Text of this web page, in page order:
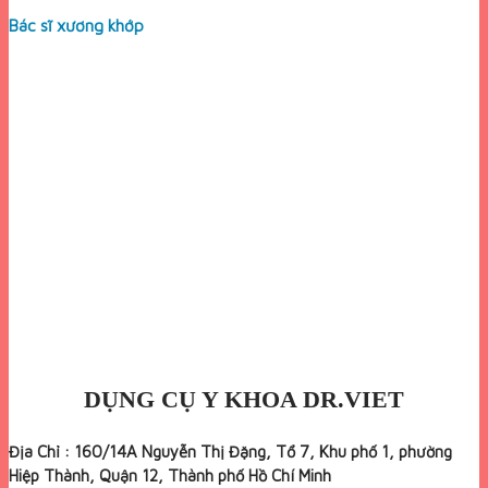
Bác sĩ xương khớp
DỤNG CỤ Y KHOA DR.VIET
Địa Chỉ : 160/14A Nguyễn Thị Đặng, Tổ 7, Khu phố 1, phường
Hiệp Thành, Quận 12, Thành phố Hồ Chí Minh